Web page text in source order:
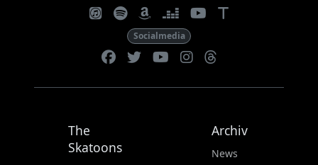
t
Socialmedia
The
Skatoons
Archiv
News